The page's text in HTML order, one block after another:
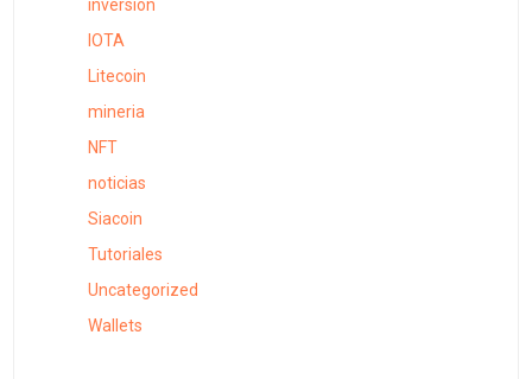
inversion
IOTA
Litecoin
mineria
NFT
noticias
Siacoin
Tutoriales
Uncategorized
Wallets